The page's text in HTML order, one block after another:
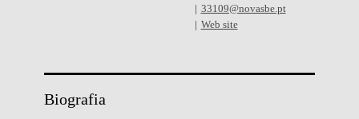
33109@novasbe.pt
Web site
Biografia